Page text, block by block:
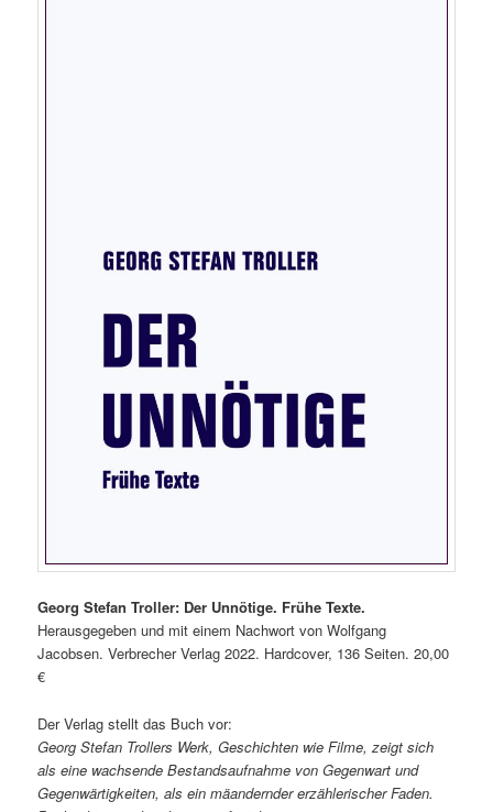
Georg Stefan Troller: Der Unnötige. Frühe Texte.
Herausgegeben und mit einem Nachwort von Wolfgang
Jacobsen. Verbrecher Verlag 2022. Hardcover, 136 Seiten. 20,00
€
Der Verlag stellt das Buch vor:
Georg Stefan Trollers Werk, Geschichten wie Filme, zeigt sich
als eine wachsende Bestandsaufnahme von Gegenwart und
Gegenwärtigkeiten, als ein mäandernder erzählerischer Faden.